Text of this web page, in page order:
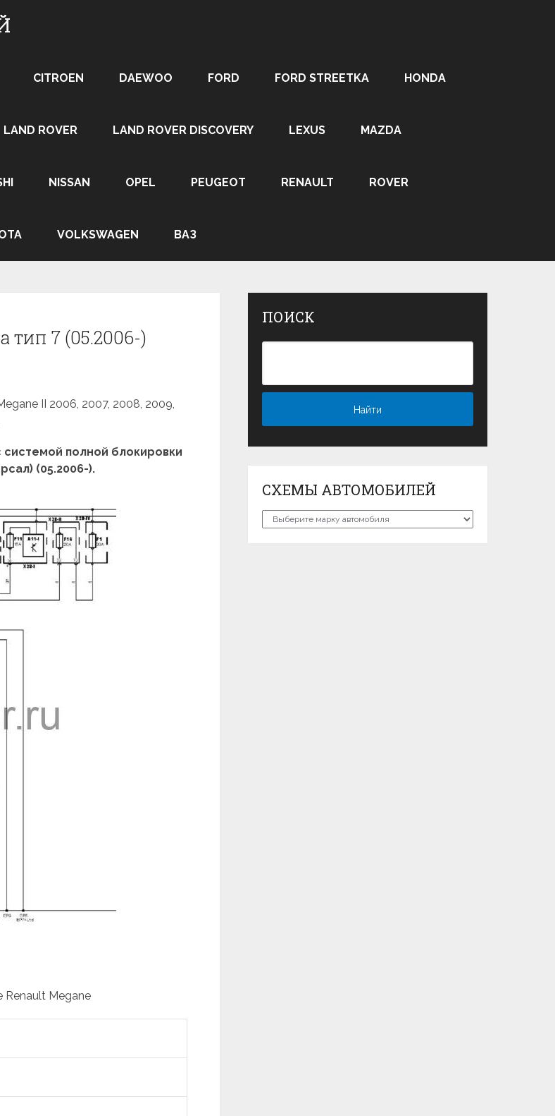
CITROEN DAEWOO FORD FORD STREETKA HONDA
LAND ROVER LAND ROVER DISCOVERY LEXUS MAZDA
NISSAN OPEL PEUGEOT RENAULT ROVER
VOLKSWAGEN ВАЗ
тип 7 (05.2006-)
II 2006, 2007, 2008, 2009,
полной блокировки
(05.2006-).
Renault Megane
ПОИСК
СХЕМЫ АВТОМОБИЛЕЙ
Схемы